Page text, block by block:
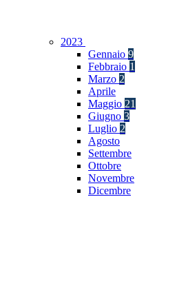
2023
Gennaio 9
Febbraio 1
Marzo 2
Aprile
Maggio 21
Giugno 3
Luglio 2
Agosto
Settembre
Ottobre
Novembre
Dicembre